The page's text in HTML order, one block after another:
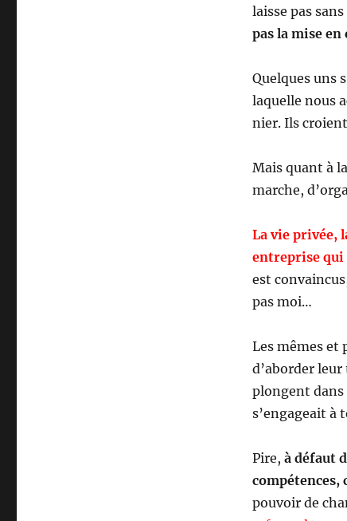
laisse pas
pas la mise
Quelques uns
laquelle nous
nier. Ils
Mais quant à
marche,
La vie privée,
entreprise qui
est
pas moi…
Les mêmes et
d’aborder
plongent dans
s’engageait à
Pire, à défaut
compétences,
pouvoir de